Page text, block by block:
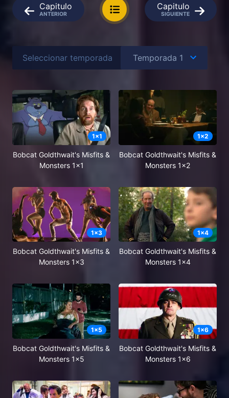
Capitulo
ANTERIOR
Capitulo
SIGUIENTE
Seleccionar temporada
1x1
Bobcat Goldthwait's Misfits &
Monsters 1x1
1x2
Bobcat Goldthwait's Misfits &
Monsters 1x2
1x3
Bobcat Goldthwait's Misfits &
Monsters 1x3
1x4
Bobcat Goldthwait's Misfits &
Monsters 1x4
1x5
Bobcat Goldthwait's Misfits &
Monsters 1x5
1x6
Bobcat Goldthwait's Misfits &
Monsters 1x6